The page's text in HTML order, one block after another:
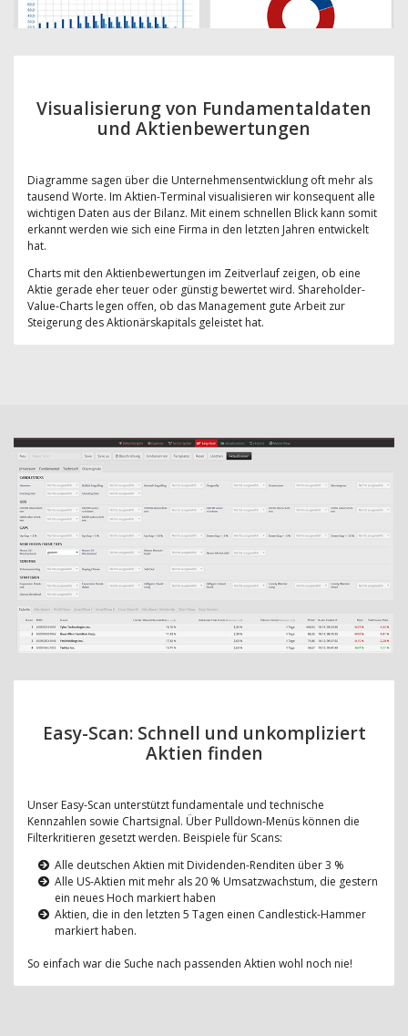
Visualisierung von Fundamentaldaten
und Aktienbewertungen
Diagramme sagen über die Unternehmensentwicklung oft mehr als
tausend Worte. Im Aktien-Terminal visualisieren wir konsequent alle
wichtigen Daten aus der Bilanz. Mit einem schnellen Blick kann somit
erkannt werden wie sich eine Firma in den letzten Jahren entwickelt
hat.
Charts mit den Aktienbewertungen im Zeitverlauf zeigen, ob eine
Aktie gerade eher teuer oder günstig bewertet wird. Shareholder-
Value-Charts legen offen, ob das Management gute Arbeit zur
Steigerung des Aktionärskapitals geleistet hat.
Easy-Scan: Schnell und unkompliziert
Aktien finden
Unser Easy-Scan unterstützt fundamentale und technische
Kennzahlen sowie Chartsignal. Über Pulldown-Menüs können die
Filterkritieren gesetzt werden. Beispiele für Scans:
Alle deutschen Aktien mit Dividenden-Renditen über 3 %
Alle US-Aktien mit mehr als 20 % Umsatzwachstum, die gestern
ein neues Hoch markiert haben
Aktien, die in den letzten 5 Tagen einen Candlestick-Hammer
markiert haben.
So einfach war die Suche nach passenden Aktien wohl noch nie!